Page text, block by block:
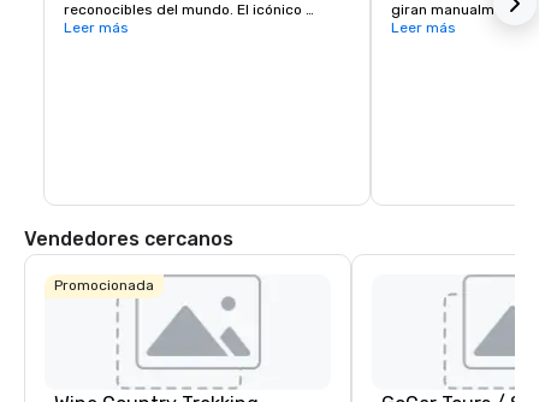
reconocibles del mundo. El icónico
puente colgante es conocido por su
Leer más
giran manualmente
dirección. Ubicado
Leer más
Vendedores cercanos
Promocionada